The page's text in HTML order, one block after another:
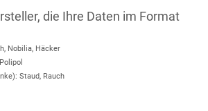
die Ihre Daten im Format
Nobilia, Häcker
Staud, Rauch